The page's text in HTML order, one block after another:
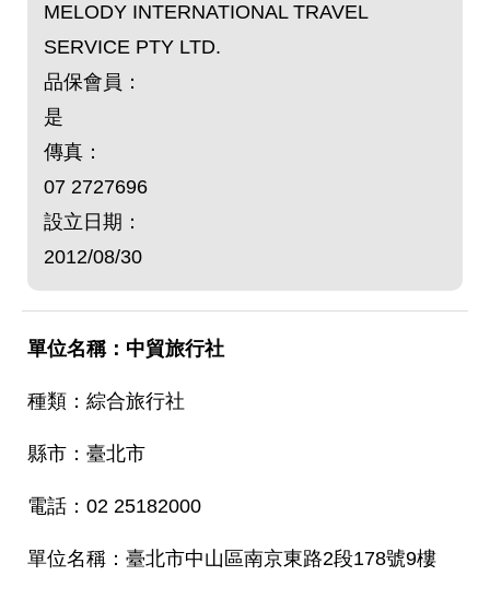
MELODY INTERNATIONAL TRAVEL
SERVICE PTY LTD.
品保會員：
是
傳真：
07 2727696
設立日期：
2012/08/30
中貿旅行社
綜合旅行社
臺北市
02 25182000
臺北市中山區南京東路2段178號9樓